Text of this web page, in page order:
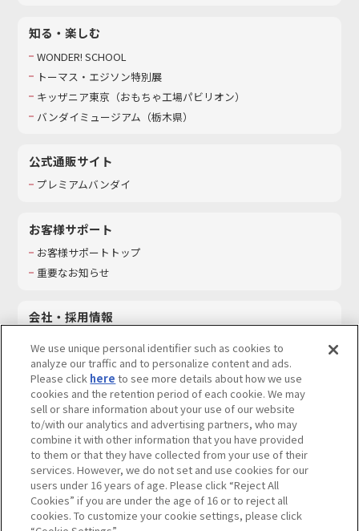
知る・楽しむ
WONDER! SCHOOL
トーマス・エジソン特別展
キッザニア東京（おもちゃ工場パビリオン）​
バンダイミュージアム（栃木県）
公式通販サイト
プレミアムバンダイ
お客様サポート
お客様サポートトップ
重要なお知らせ
会社・採用情報
採用情報
サステナビリティ
お問い合わせ
ウェブサイトご利用条件 ソーシャルメディアポリシー
個人情報及び特定個人情報等の取り扱いに関する保護方針
Do Not Sell or Share My Personal Information著作権・商標について
We use unique personal identifier such as cookies to
analyze our traffic and to personalize content and ads.
Please click here to see more details about how we use
cookies and the retention period of each cookie. We may
sell or share information about your use of our website
to/with our analytics and advertising partners, who may
combine it with other information that you have provided
to them or that they have collected from your use of their
services. However, we do not set and use cookies for our
users under 16 years of age. Please click “Reject All
Cookies” if you are under the age of 16 or to reject all
cookies. To customize your cookie settings, please click